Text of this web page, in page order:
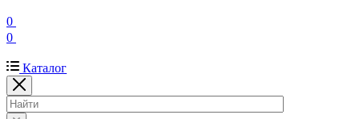
0
0
Каталог